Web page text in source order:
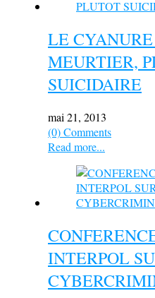
LE
MEURTIER,
SUICIDAIRE
mai 21, 2013
(0) Comments
Read more...
INTERPOL